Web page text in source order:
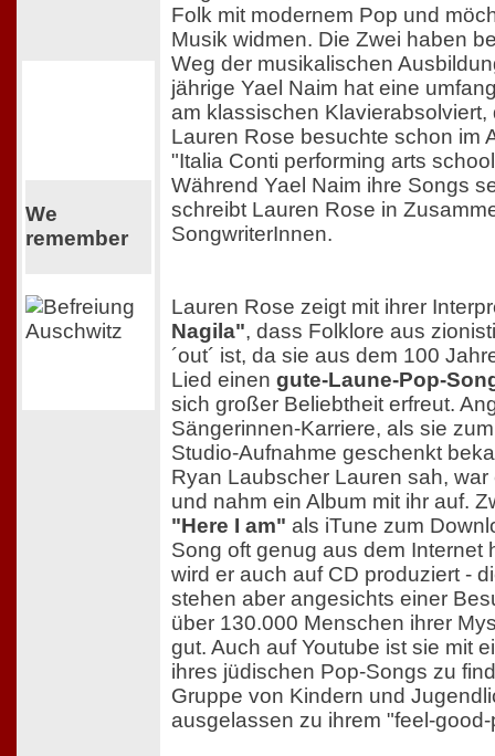
We
remember
Folk mit modernem Pop und
Musik widmen. Die Zwei haben
Weg der musikalischen
jährige Yael Naim hat eine
am klassischen Klavierabsolviert,
Lauren Rose besuchte schon im
"Italia Conti performing arts
Während Yael Naim ihre Songs
schreibt Lauren Rose in
SongwriterInnen.
Lauren Rose zeigt mit ihrer
Nagila", dass Folklore aus
´out´ ist, da sie aus dem 100
Lied einen gute-Laune-Pop-
sich großer Beliebtheit erfreut.
Sängerinnen-Karriere, als sie
Studio-Aufnahme geschenkt
Ryan Laubscher Lauren sah,
und nahm ein Album mit ihr auf.
"Here I am" als iTune zum
Song oft genug aus dem Internet
wird er auch auf CD produziert -
stehen aber angesichts einer
über 130.000 Menschen ihrer
gut. Auch auf Youtube ist sie mit
ihres jüdischen Pop-Songs zu
Gruppe von Kindern und
ausgelassen zu ihrem "feel-